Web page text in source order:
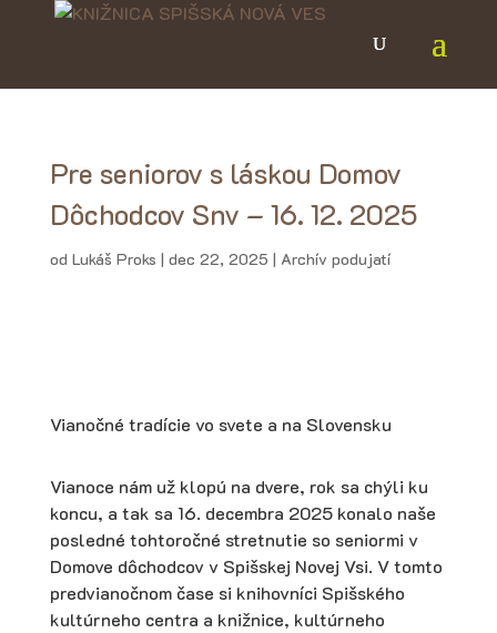
Pre seniorov s láskou Domov
Dôchodcov Snv – 16. 12. 2025
od Lukáš Proks | dec 22, 2025 | Archív podujatí
Vianočné tradície vo svete a na Slovensku
Vianoce nám už klopú na dvere, rok sa chýli ku
koncu, a tak sa 16. decembra 2025 konalo naše
posledné tohtoročné stretnutie so seniormi v
Domove dôchodcov v Spišskej Novej Vsi. V tomto
predvianočnom čase si knihovníci Spišského
kultúrneho centra a knižnice, kultúrneho